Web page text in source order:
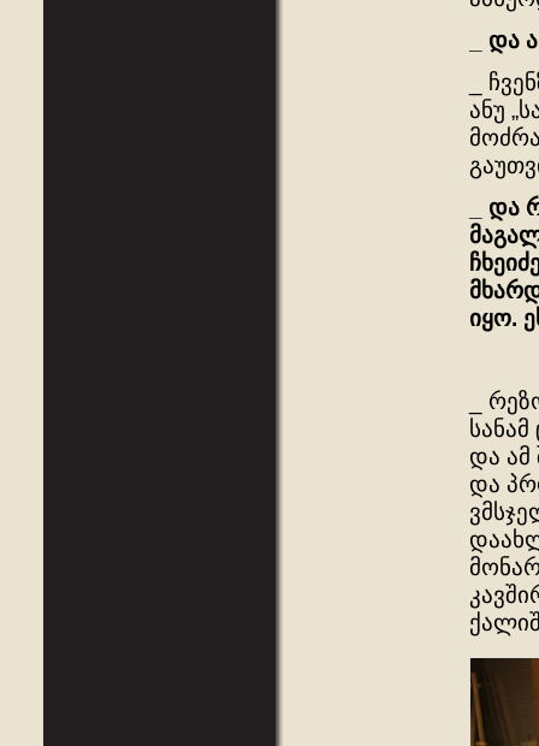
და
_
ანუ
და
იყო.
_
და ამ
და